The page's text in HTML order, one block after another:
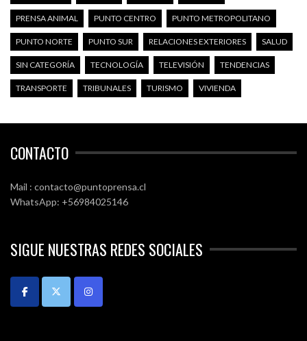
PRENSA ANIMAL PUNTO CENTRO PUNTO METROPOLITANO
PUNTO NORTE PUNTO SUR RELACIONES EXTERIORES SALUD
SIN CATEGORÍA TECNOLOGÍA TELEVISIÓN TENDENCIAS
TRANSPORTE TRIBUNALES TURISMO VIVIENDA
CONTACTO
Mail : contacto@puntoprensa.cl
WhatsApp: +56984025146
SIGUE NUESTRAS REDES SOCIALES